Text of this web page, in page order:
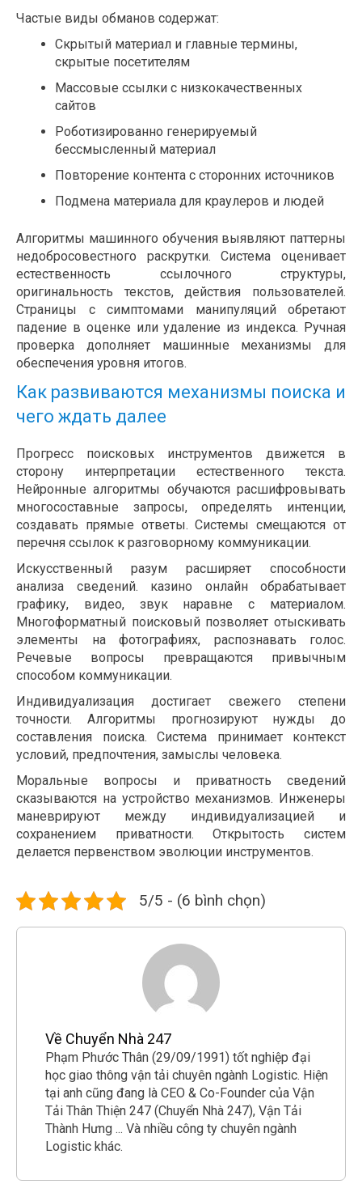
Частые виды обманов содержат:
Скрытый материал и главные термины,
скрытые посетителям
Массовые ссылки с низкокачественных
сайтов
Роботизированно генерируемый
бессмысленный материал
Повторение контента с сторонних источников
Подмена материала для краулеров и людей
Алгоритмы машинного обучения выявляют паттерны
недобросовестного раскрутки. Система оценивает
естественность ссылочного структуры,
оригинальность текстов, действия пользователей.
Страницы с симптомами манипуляций обретают
падение в оценке или удаление из индекса. Ручная
проверка дополняет машинные механизмы для
обеспечения уровня итогов.
Как развиваются механизмы поиска и
чего ждать далее
Прогресс поисковых инструментов движется в
сторону интерпретации естественного текста.
Нейронные алгоритмы обучаются расшифровывать
многосоставные запросы, определять интенции,
создавать прямые ответы. Системы смещаются от
перечня ссылок к разговорному коммуникации.
Искусственный разум расширяет способности
анализа сведений. казино онлайн обрабатывает
графику, видео, звук наравне с материалом.
Многоформатный поисковый позволяет отыскивать
элементы на фотографиях, распознавать голос.
Речевые вопросы превращаются привычным
способом коммуникации.
Индивидуализация достигает свежего степени
точности. Алгоритмы прогнозируют нужды до
составления поиска. Система принимает контекст
условий, предпочтения, замыслы человека.
Моральные вопросы и приватность сведений
сказываются на устройство механизмов. Инженеры
маневрируют между индивидуализацией и
сохранением приватности. Открытость систем
делается первенством эволюции инструментов.
5/5 - (6 bình chọn)
Về Chuyển Nhà 247
Phạm Phước Thân (29/09/1991) tốt nghiệp đại
học giao thông vận tải chuyên ngành Logistic. Hiện
tại anh cũng đang là CEO & Co-Founder của Vận
Tải Thân Thiện 247 (Chuyển Nhà 247), Vận Tải
Thành Hưng ... Và nhiều công ty chuyên ngành
Logistic khác.